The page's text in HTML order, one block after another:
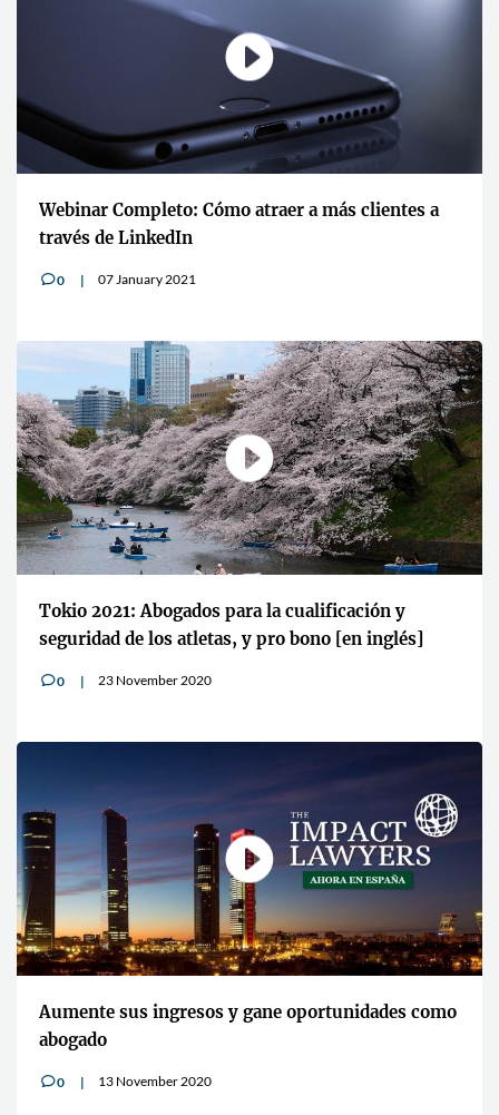
Webinar Completo: Cómo atraer a más clientes a
través de LinkedIn
v0 07 January 2021
Tokio 2021: Abogados para la cualificación y
seguridad de los atletas, y pro bono [en inglés]
v0 23 November 2020
Aumente sus ingresos y gane oportunidades como
abogado
v0 13 November 2020